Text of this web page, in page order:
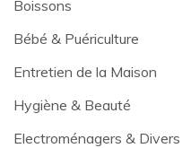
Boissons
Bébé & Puériculture
Entretien de la Maison
Hygiène & Beauté
Electroménagers & Divers